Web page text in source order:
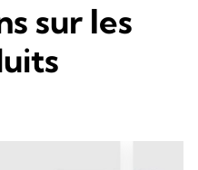
sur les